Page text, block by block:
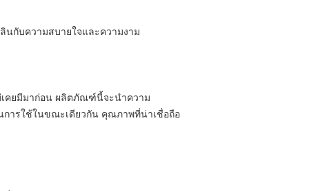
กับความสบายใจและความงาม
คยมีมาก่อน ผลิตภัณฑ์นี้จะนําความ
การใช้ในขณะเดียวกัน คุณภาพที่น่าเชื่อถือ